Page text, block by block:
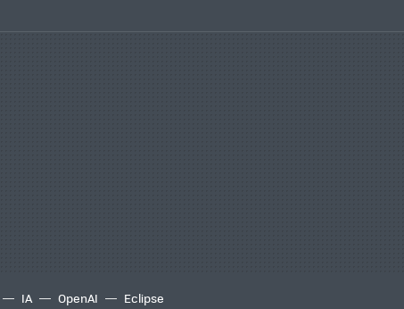
IA OpenAI Eclipse